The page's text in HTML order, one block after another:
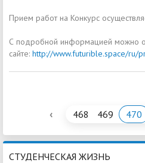
Прием работ на Конкурс
С подробной информацией можно
сайте: http://www.futurible.space/ru/
‹ 468 469 470
СТУДЕНЧЕСКАЯ ЖИЗНЬ